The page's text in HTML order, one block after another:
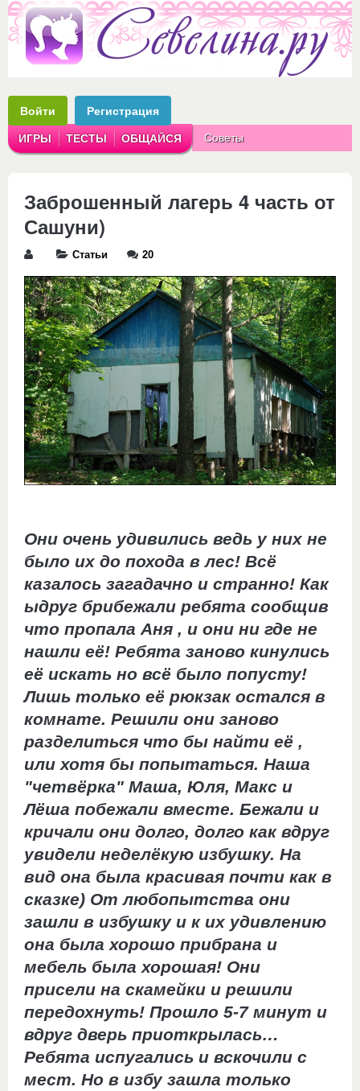
Войти Регистрация
ИГРЫ ТЕСТЫ ОБЩАЙСЯ Советы
Заброшенный лагерь 4 часть от
Сашуни)
Статьи 20
Они очень удивились ведь у них не
было их до похода в лес! Всё
казалось загадачно и странно! Как
ыдруг брибежали ребята сообщив
что пропала Аня , и они ни где не
нашли её! Ребята заново кинулись
её искать но всё было попусту!
Лишь только её рюкзак остался в
комнате. Решили они заново
разделиться что бы найти её ,
или хотя бы попытаться. Наша
"четвёрка" Маша, Юля, Макс и
Лёша побежали вместе. Бежали и
кричали они долго, долго как вдруг
увидели неделёкую избушку. На
вид она была красивая почти как в
сказке) От любопытства они
зашли в избушку и к их удивлению
она была хорошо прибрана и
мебель была хорошая! Они
присели на скамейки и решили
передохнуть! Прошло 5-7 минут и
вдруг дверь приоткрылась…
Ребята испугались и вскочили с
мест. Но в избу зашла только